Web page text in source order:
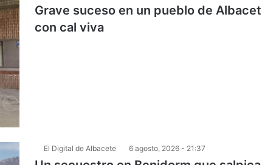
Grave suceso en un pueblo de
con cal viva
El Digital de Albacete 6 agosto, 2026 - 21:37